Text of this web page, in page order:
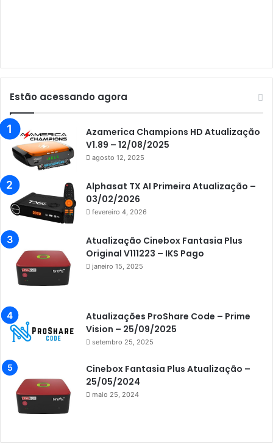
Audisat K10 Urus
Audisat K30 Aventador
Azamerica
Azamerica Beats
Azamerica Champions
Azamerica Champions IPTV
Azamerica Extremo IPTV
Azamerica F92 Plus
Azamerica Gold
Azamerica i7 IPTV
Azamerica King
Azamerica King GX PRO
Azamerica King IPTV
Azamerica Mobi
Estão acessando agora
Azamerica Champions HD Atualização
V1.89 – 12/08/2025
agosto 12, 2025
Alphasat TX AI Primeira Atualização –
03/02/2026
fevereiro 4, 2026
Atualização Cinebox Fantasia Plus
Original V111223 – IKS Pago
janeiro 15, 2025
Atualizações ProShare Code – Prime
Vision – 25/09/2025
setembro 25, 2025
Cinebox Fantasia Plus Atualização –
25/05/2024
maio 25, 2024